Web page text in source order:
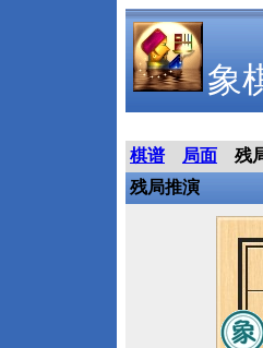
象
棋谱 局面
残
残局推演